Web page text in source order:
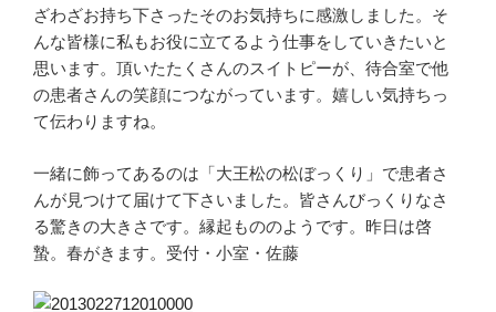
ざわざお持ち下さったそのお気持ちに感激しました。そ
んな皆様に私もお役に立てるよう仕事をしていきたいと
思います。頂いたたくさんのスイトピーが、待合室で他
の患者さんの笑顔につながっています。嬉しい気持ちっ
て伝わりますね。
一緒に飾ってあるのは「大王松の松ぼっくり」で患者さ
んが見つけて届けて下さいました。皆さんびっくりなさ
る驚きの大きさです。縁起もののようです。昨日は啓
蟄。春がきます。受付・小室・佐藤